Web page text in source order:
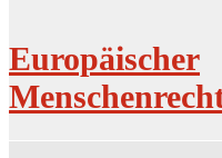
Europäischer